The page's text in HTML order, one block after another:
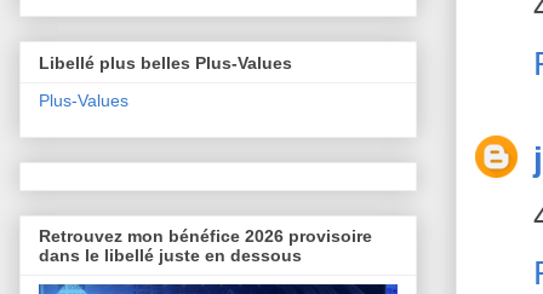
Libellé plus belles Plus-Values
Plus-Values
Retrouvez mon bénéfice 2026 provisoire
dans le libellé juste en dessous